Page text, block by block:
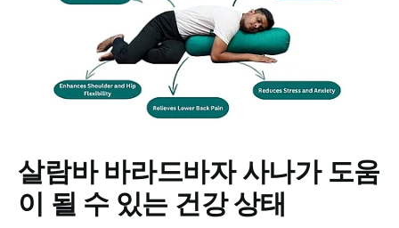
살람바 바라드바자사나가 도움
이 될 수 있는 건강 상태